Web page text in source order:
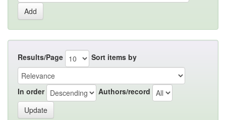
Results/Page Sort items by
In order Authors/record